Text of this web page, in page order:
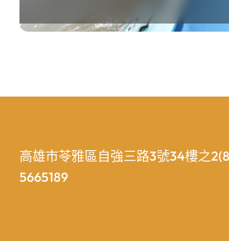
高雄市苓雅區自強三路3號34樓之
5665189